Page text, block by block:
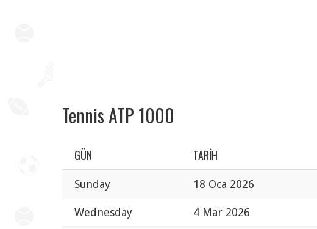
Tennis ATP 1000
GÜN TARIH
Sunday 18 Oca 2026
Wednesday 4 Mar 2026